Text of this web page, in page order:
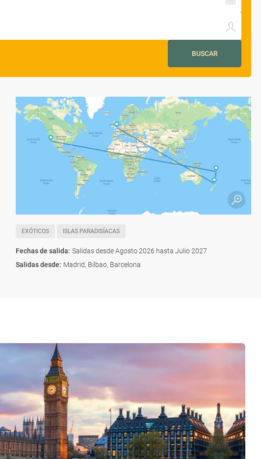
BUSCAR
EXÓTICOS ISLAS PARADISÍACAS
Fechas de salida: Salidas desde Agosto 2026 hasta Julio 2027
Salidas desde: Madrid, Bilbao, Barcelona